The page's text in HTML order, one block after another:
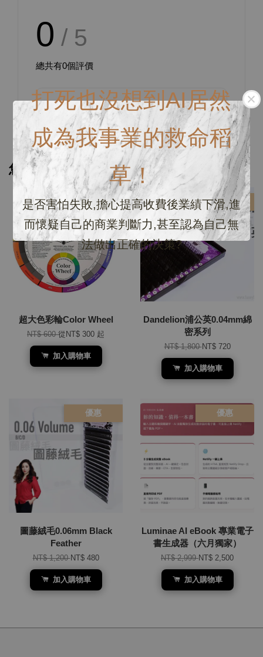
打死也沒想到AI居然
成為我事業的救命稻
草！
是否害怕失敗,擔心提高收費後業績下滑,進
而懷疑自己的商業判斷力,甚至認為自己無
法做出正確的決策?
0 / 5
總共有0個評價
您可能也喜歡
優惠
超大色彩輪Color Wheel
NT$ 600從 NT$ 300 起
加入購物車
優惠
Dandelion浦公英0.04mm綿
密系列
NT$ 1,800NT$ 720
加入購物車
優惠
圖藤絨毛0.06mm Black
Feather
NT$ 1,200NT$ 480
加入購物車
優惠
Luminae AI eBook 專業電子
書生成器（六月獨家）
NT$ 2,999NT$ 2,500
加入購物車